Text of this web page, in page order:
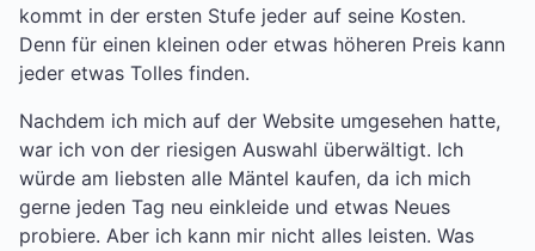
kommt in der ersten Stufe jeder auf seine Kosten.
Denn für einen kleinen oder etwas höheren Preis kann
jeder etwas Tolles finden.
Nachdem ich mich auf der Website umgesehen hatte,
war ich von der riesigen Auswahl überwältigt. Ich
würde am liebsten alle Mäntel kaufen, da ich mich
gerne jeden Tag neu einkleide und etwas Neues
probiere. Aber ich kann mir nicht alles leisten. Was